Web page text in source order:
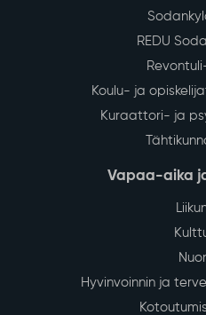
REDU
Koulu- ja
Kuraattori- ja
Vapaa-aika
Hyvinvoinnin ja